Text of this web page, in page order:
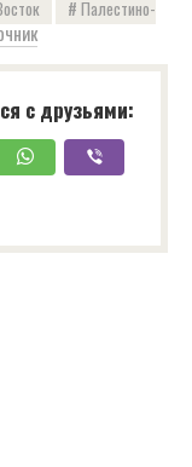
Палестино-
с друзьями: